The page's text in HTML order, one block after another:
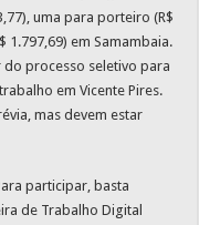
uma para porteiro (R$
1.797,69) em Samambaia.
processo seletivo para
em Vicente Pires.
mas devem estar
participar, basta
de Trabalho Digital